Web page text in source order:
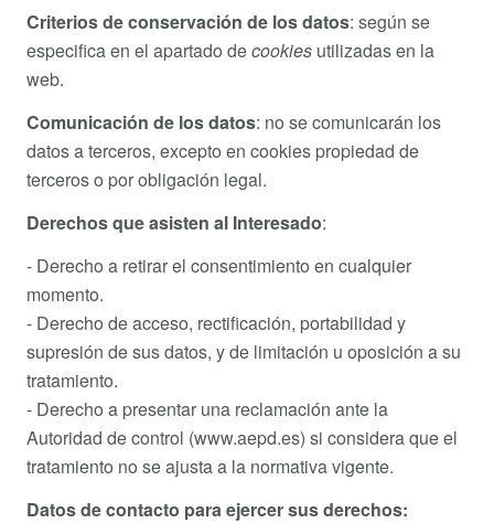
Criterios de conservación de los datos: según se
especifica en el apartado decookies utilizadas en la
web.
Comunicación de los datos: no se comunicarán los
datos a terceros, excepto en cookies propiedad de
terceros o por obligación legal.
Derechos que asisten al Interesado:
- Derecho a retirar el consentimiento en cualquier
momento.
- Derecho de acceso, rectificación, portabilidad y
supresión de sus datos, y de limitación u oposición a su
tratamiento.
- Derecho a presentar una reclamación ante la
Autoridad de control (www.aepd.es) si considera que el
tratamiento no se ajusta a la normativa vigente.
Datos de contacto para ejercer sus derechos: